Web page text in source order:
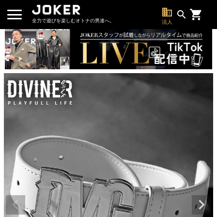
全力で遊びを楽しむオトナの男達へ。
business
法人
search